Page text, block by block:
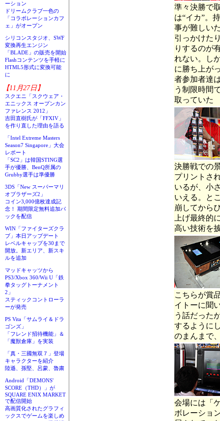
ーション
ドリームクラブ一色の
「コラボレーションカフ
ェ」がオープン
シリコンスタジオ、SWF
変換再生エンジン
「BLADE」の販売を開始
Flashコンテンツを手軽に
HTML5形式に変換可能
に
【11月27日】
スクエニ「スクウェア・
エニックス オープンカン
ファレンス 2012」
吉田直樹氏が「FFXIV」
を作り直した理由を語る
「Intel Extreme Masters
Season7 Singapore」大会
レポート
「SC2」は韓国STING選
手が優勝、BenQ所属の
Grubby選手は準優勝
3DS「New スーパーマリ
オブラザーズ2」
コイン3,000億枚達成記
念！ 期間限定無料追加パ
ックを配信
WIN「ファイターズクラ
ブ」本日アップデート
レベルキャップを30まで
開放。新エリア、新スキ
ルを追加
マッドキャッツから
PS3/Xbox 360/Wii U「鉄
拳タッグトーナメント
2」
スティックコントローラ
ーが発売
PS Vita「サムライ＆ドラ
ゴンズ」
「フレンド招待機能」＆
「魔獣倉庫」を実装
「真・三國無双７」登場
キャラクターを紹介
陸遜、孫堅、呂蒙、魯粛
Android「DEMONS'
SCORE（THD）」が
SQUARE ENIX MARKET
で配信開始
高画質化されたグラフィ
ックスでゲームを楽しめ
準々決勝で
は“イカ”。
事が難しい
引っかけた
りするのが
れない。し
に勝ち上が
者参加者達
う制限時間
取っていた
決勝戦での
プリントさ
いるが、小
いえる。と
崩してから
上げ最終的
高い技術を
こちらが賞
イトーに聞
う話だった
するように
のまんまで
会場には「
ボレーショ